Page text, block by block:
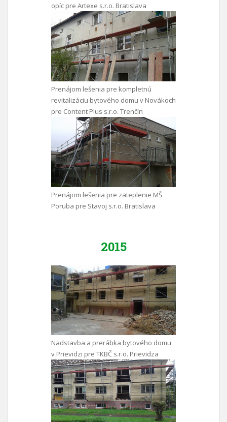
opíc pre Artexe s.r.o. Bratislava
Prenájom lešenia pre kompletnú
revitalizáciu bytového domu v Novákoch
pre Content Plus s.r.o. Trenčín
Prenájom lešenia pre zateplenie MŠ
Poruba pre Stavoj s.r.o. Bratislava
2015
Nadstavba a prerábka bytového domu
v Prievidzi pre TKBČ s.r.o. Prievidza